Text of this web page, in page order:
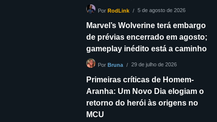
Por RodLink 5 de agosto de 2026
Marvel’s Wolverine terá embargo
de prévias encerrado em agosto;
gameplay inédito está a caminho
Por Bruna 29 de julho de 2026
Primeiras críticas de Homem-
Aranha: Um Novo Dia elogiam o
retorno do herói às origens no
MCU